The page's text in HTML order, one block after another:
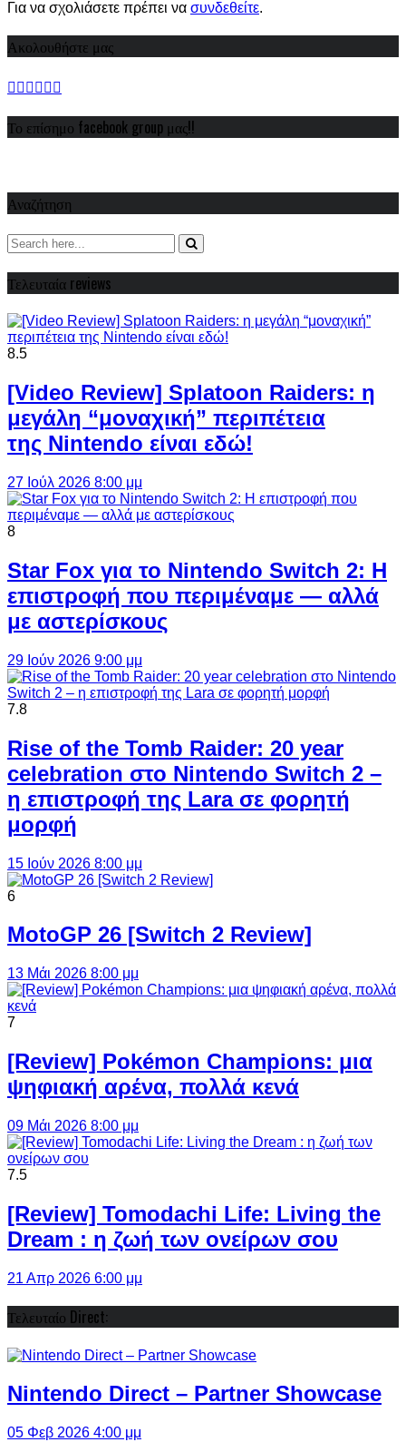
Για να σχολιάσετε πρέπει να συνδεθείτε.
Ακολουθήστε μας
Το επίσημο facebook group μας!!
Αναζήτηση
Τελευταία reviews
8.5
[Video Review] Splatoon Raiders: η
μεγάλη “μοναχική” περιπέτεια
της Nintendo είναι εδώ!
27 Ιούλ 2026 8:00 μμ
8
Star Fox για το Nintendo Switch 2: Η
επιστροφή που περιμέναμε — αλλά
με αστερίσκους
29 Ιούν 2026 9:00 μμ
7.8
Rise of the Tomb Raider: 20 year
celebration στο Nintendo Switch 2 –
η επιστροφή της Lara σε φορητή
μορφή
15 Ιούν 2026 8:00 μμ
6
MotoGP 26 [Switch 2 Review]
13 Μάι 2026 8:00 μμ
7
[Review] Pokémon Champions: μια
ψηφιακή αρένα, πολλά κενά
09 Μάι 2026 8:00 μμ
7.5
[Review] Tomodachi Life: Living the
Dream : η ζωή των ονείρων σου
21 Απρ 2026 6:00 μμ
Τελευταίο Direct:
Nintendo Direct – Partner Showcase
05 Φεβ 2026 4:00 μμ